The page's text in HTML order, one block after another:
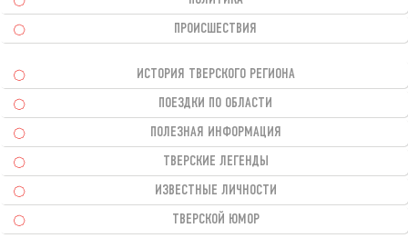
ПРОИСШЕСТВИЯ
ИСТОРИЯ ТВЕРСКОГО РЕГИОНА
ПОЕЗДКИ ПО ОБЛАСТИ
ПОЛЕЗНАЯ ИНФОРМАЦИЯ
ТВЕРСКИЕ ЛЕГЕНДЫ
ИЗВЕСТНЫЕ ЛИЧНОСТИ
ТВЕРСКОЙ ЮМОР